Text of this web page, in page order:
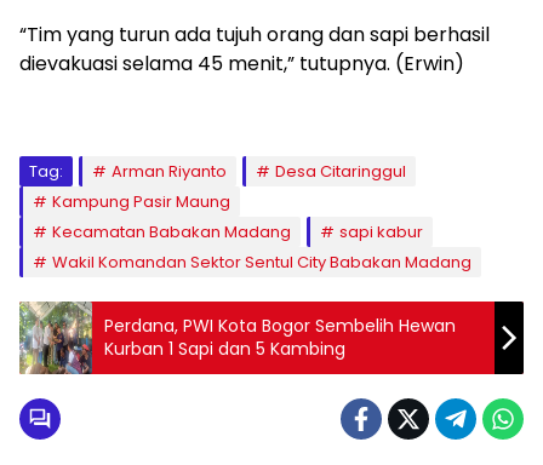
“Tim yang turun ada tujuh orang dan sapi berhasil
dievakuasi selama 45 menit,” tutupnya. (Erwin)
Tag: Arman Riyanto
Desa Citaringgul
Kampung Pasir Maung
Kecamatan Babakan Madang
sapi kabur
Wakil Komandan Sektor Sentul City Babakan Madang
Perdana, PWI Kota Bogor Sembelih Hewan
Kurban 1 Sapi dan 5 Kambing